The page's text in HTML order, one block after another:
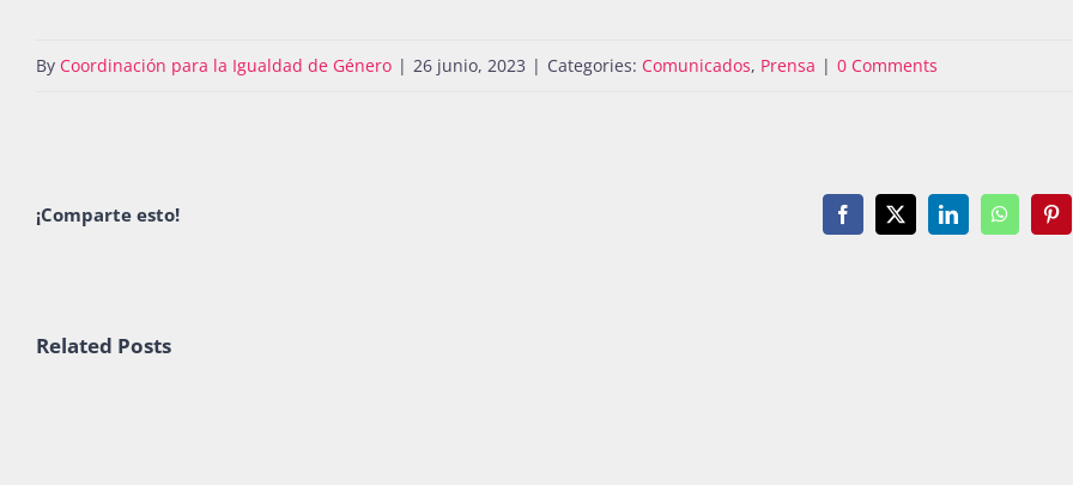
By Coordinación para la Igualdad de Género | 26 junio, 2023 | Categories: Comunicados, Prensa | 0 Comments
¡Comparte esto! Facebook
X LinkedInWhatsApp
Related Posts